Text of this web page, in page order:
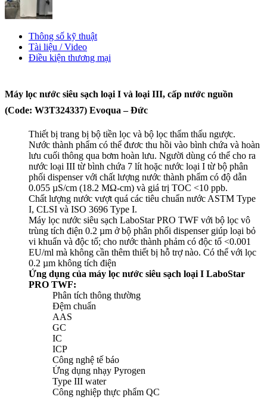
Thông số kỹ thuật
Tài liệu / Video
Điều kiện thương mại
Máy lọc nước siêu sạch loại I và loại III, cấp nước nguồn
(Code: W3T324337) Evoqua – Đức
Thiết bị trang bị bộ tiền lọc và bộ lọc thẩm thấu ngược.
Nước thành phẩm có thể đươc thu hồi vào bình chứa và hoàn
lưu cuối thông qua bơm hoàn lưu. Người dùng có thể cho ra
nước loại III từ bình chứa 7 lít hoặc nước loại I từ bộ phân
phối dispenser với chất lượng nước thành phẩm có độ dẫn
0.055 µS/cm (18.2 MΩ-cm) và giá trị TOC <10 ppb.
Chất lượng nước vượt quá các tiêu chuẩn nước ASTM Type
I, CLSI và ISO 3696 Type I.
Máy lọc nước siêu sạch LaboStar PRO TWF với bộ lọc vô
trùng tích điện 0.2 µm ở bộ phân phối dispenser giúp loại bỏ
vi khuẩn và độc tố; cho nước thành phảm có độc tố <0.001
EU/ml mà không cần thêm thiết bị hỗ trợ nào. Có thể với lọc
0.2 µm không tích điện
Ứng dụng của máy lọc nước siêu sạch loại I LaboStar
PRO TWF:
Phân tích thông thường
Đệm chuẩn
AAS
GC
IC
ICP
Công nghệ tế báo
Ứng dụng nhạy Pyrogen
Type III water
Công nghiệp thực phẩm QC